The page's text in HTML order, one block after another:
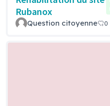
Rubanox
Question citoyenne 0